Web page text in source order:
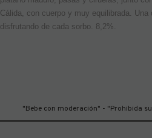
Cálida, con cuerpo y muy equilibrada.
disfrutando de cada sorbo. 8,2%.
"Bebe con moderación" - "Prohibida